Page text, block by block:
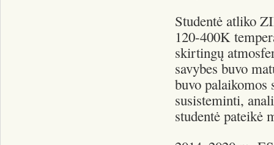
Studentė atliko
120-400K
skirtingų
savybes buvo
buvo palaikomos
susisteminti,
studentė pateikė